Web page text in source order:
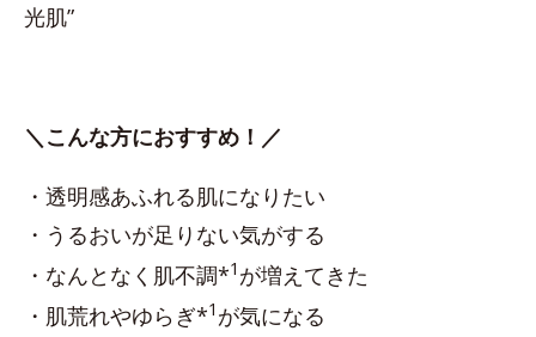
光肌”
＼こんな方におすすめ！／
・透明感あふれる肌になりたい
・うるおいが足りない気がする
・なんとなく肌不調*1 が増えてきた
・肌荒れやゆらぎ*1 が気になる